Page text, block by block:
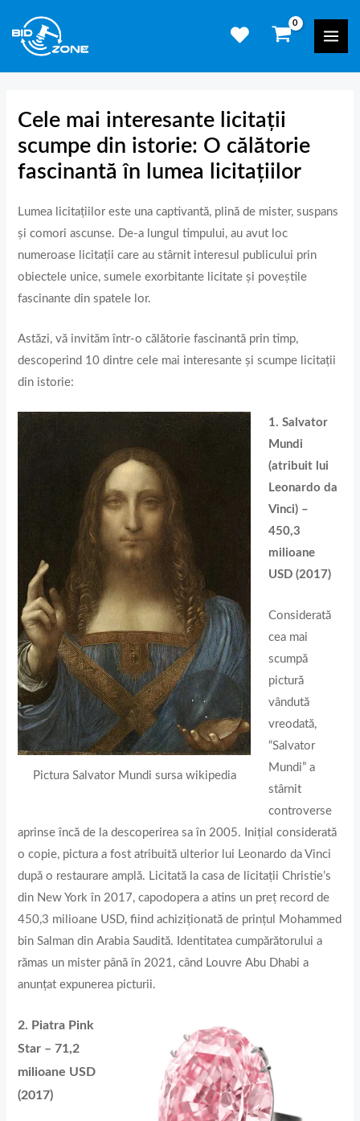
content
Cele mai interesante licitații
scumpe din istorie: O călătorie
fascinantă în lumea licitațiilor
Lumea licitațiilor este una captivantă, plină de mister, suspans
și comori ascunse. De-a lungul timpului, au avut loc
numeroase licitații care au stârnit interesul publicului prin
obiectele unice, sumele exorbitante licitate și poveștile
fascinante din spatele lor.
Astăzi, vă invităm într-o călătorie fascinantă prin timp,
descoperind 10 dintre cele mai interesante și scumpe licitații
din istorie:
Pictura Salvator Mundi sursa wikipedia
1. Salvator
Mundi
(atribuit lui
Leonardo da
Vinci) –
450,3
milioane
USD (2017)
Considerată
cea mai
scumpă
pictură
vândută
vreodată,
“Salvator
Mundi” a
stârnit
controverse
aprinse încă de la descoperirea sa în 2005. Inițial considerată
o copie, pictura a fost atribuită ulterior lui Leonardo da Vinci
după o restaurare amplă. Licitată la casa de licitații Christie’s
din New York în 2017, capodopera a atins un preț record de
450,3 milioane USD, fiind achiziționată de prințul Mohammed
bin Salman din Arabia Saudită. Identitatea cumpărătorului a
rămas un mister până în 2021, când Louvre Abu Dhabi a
anunțat expunerea picturii.
2. Piatra Pink
Star – 71,2
milioane USD
(2017)